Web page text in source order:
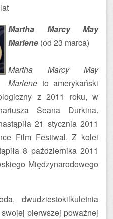
Martha Marcy May
Marlene (od 23 marca)
Martha Marcy May
Marlene to amerykański
z 2011 roku, w
Seana Durkina.
21 stycznia 2011
Film Festiwal. Z kolei
8 października 2011
Międzynarodowego
dwudziestokilkuletnia
pierwszej poważnej